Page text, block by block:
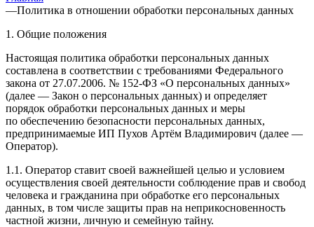
—Политика в отношении обработки персональных данных
1. Общие положения
Настоящая политика обработки персональных данных
составлена в соответствии с требованиями Федерального
закона от 27.07.2006. № 152-ФЗ «О персональных данных»
(далее — Закон о персональных данных) и определяет
порядок обработки персональных данных и меры
по обеспечению безопасности персональных данных,
предпринимаемые ИП Пухов Артём Владимирович (далее —
Оператор).
1.1. Оператор ставит своей важнейшей целью и условием
осуществления своей деятельности соблюдение прав и свобод
человека и гражданина при обработке его персональных
данных, в том числе защиты прав на неприкосновенность
частной жизни, личную и семейную тайну.